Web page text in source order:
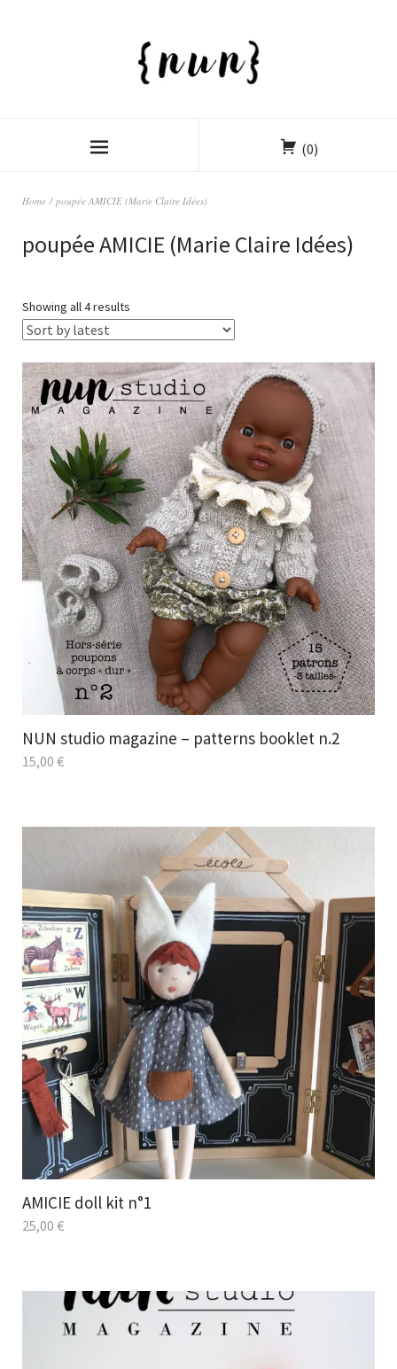
(0)
Home / poupée AMICIE (Marie Claire Idées)
poupée AMICIE (Marie Claire Idées)
Showing all 4 results
NUN studio magazine – patterns booklet n.2
15,00 €
AMICIE doll kit n°1
25,00 €